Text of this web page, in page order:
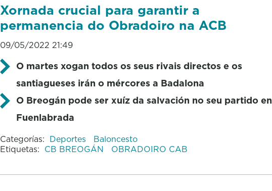
Xornada crucial para garantir a
permanencia do Obradoiro na ACB
09/05/2022 21:49
O martes xogan todos os seus rivais directos e os
santiagueses irán o mércores a Badalona
O Breogán pode ser xuíz da salvación no seu partido en
Fuenlabrada
Categorías: Deportes
Baloncesto
Etiquetas: CB BREOGÁN OBRADOIRO CAB